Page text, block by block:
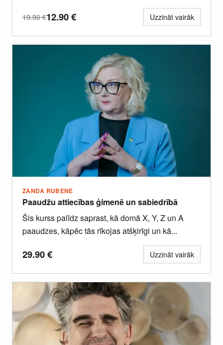
vingrinājumi sirdsmieram, stresa atlaišanai un...
19.90€12.90€ Uzzināt vairāk
ZANDA RUBENE
Paaudžu attiecības ģimenē un sabiedrībā
Šis kurss palīdz saprast, kā domā X, Y, Z un A
paaudzes, kāpēc tās rīkojas atšķirīgi un kā...
29.90€ Uzzināt vairāk